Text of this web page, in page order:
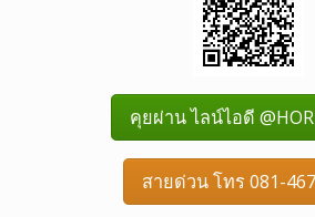
คุยผ่าน ไลน์ไอดี
สายด่วน โทร 081-